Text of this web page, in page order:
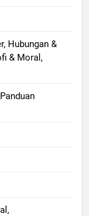
Hubungan &
& Moral,